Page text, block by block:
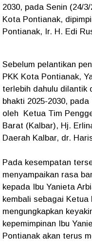
2030, pada Senin (24/
Kota Pontianak,
Pontianak, Ir. H. Edi
Sebelum pelantikan
PKK Kota Pontianak,
terlebih dahulu dilantik
bhakti 2025-2030,
oleh Ketua Tim
Barat (Kalbar), Hj.
Daerah Kalbar, dr.
Pada kesempatan
menyampaikan rasa
kepada Ibu Yanieta
kembali sebagai Ketua
mengungkapkan
kepemimpinan Ibu
Pontianak akan terus